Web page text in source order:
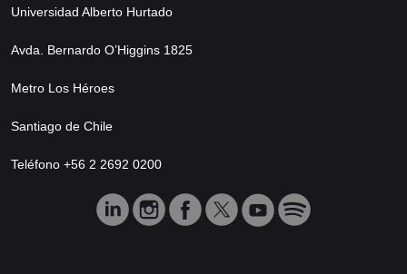
Universidad Alberto Hurtado
Avda. Bernardo O’Higgins 1825
Metro Los Héroes
Santiago de Chile
Teléfono +56 2 2692 0200